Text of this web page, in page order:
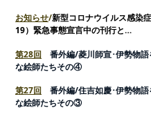
お知らせ/新型コロナウイルス感染
19）緊急事態宣言中の刊行と…
第28回 番外編/菱川師宣･伊勢物語
な絵師たちその④
第27回
番外編/住吉如慶･伊勢物
な絵師たちその③